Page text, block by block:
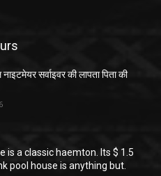
सर्वाइवर की लापता पिता की
is a classic haemton. Its $ 1.5
pool house is anything but.